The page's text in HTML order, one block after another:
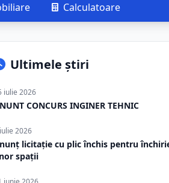
Calculatoare
Ultimele știri
iulie 2026
CONCURS INGINER TEHNIC
2026
licitație cu plic închis pentru
spații